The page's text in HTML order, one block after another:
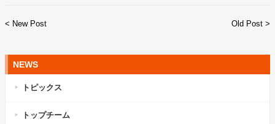
< New Post Old Post >
NEWS
トピックス
トップチーム